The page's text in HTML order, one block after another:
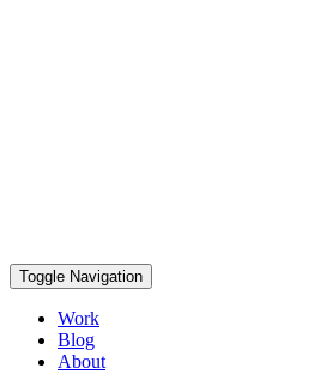
Toggle Navigation
Work
Blog
About